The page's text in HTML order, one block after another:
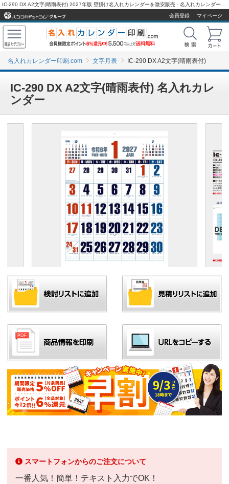
会員登録
マイページ
名入れカレンダー印刷.com 文字月表 IC-290 DX A2文字(晴雨表付)
IC-290 DX A2文字(晴雨表付) 名入れカレ
ンダー
スマートフォンからのご注文について
一番人気！簡単！テキスト入力でOK！